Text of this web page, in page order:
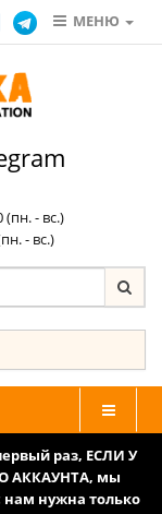
МЕНЮ
(пн. - вс.)
- вс.)
раз, ЕСЛИ У
АККАУНТА, мы
нужна только